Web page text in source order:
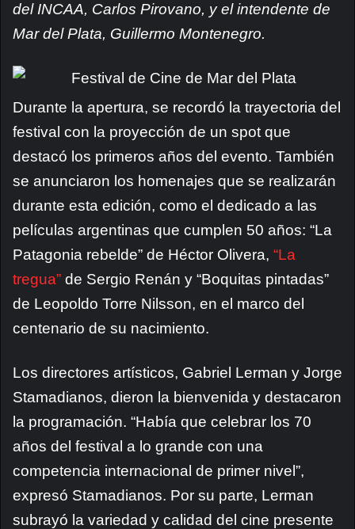
del INCAA, Carlos Pirovano, y el intendente de
Mar del Plata, Guillermo Montenegro.
Durante la apertura, se recordó la trayectoria del
festival con la proyección de un spot que
destacó los primeros años del evento. También
se anunciaron los homenajes que se realizarán
durante esta edición, como el dedicado a las
películas argentinas que cumplen 50 años: “La
Patagonia rebelde” de Héctor Olivera, “La
tregua” de Sergio Renán y “Boquitas pintadas”
de Leopoldo Torre Nilsson, en el marco del
centenario de su nacimiento.
Los directores artísticos, Gabriel Lerman y Jorge
Stamadianos, dieron la bienvenida y destacaron
la programación. “Había que celebrar los 70
años del festival a lo grande con una
competencia internacional de primer nivel”,
expresó Stamadianos. Por su parte, Lerman
subrayó la variedad y calidad del cine presente